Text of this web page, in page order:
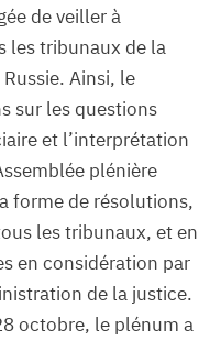
de veiller à
les tribunaux de la
Ainsi, le
sur les questions
et l’interprétation
plénière
forme de résolutions,
les tribunaux, et en
en considération par
de la justice.
octobre, le plénum a